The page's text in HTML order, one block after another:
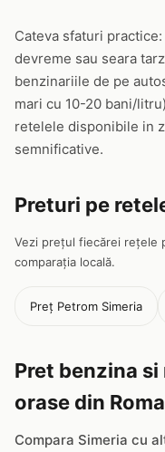
Cateva sfaturi
devreme sau seara
benzinariile de pe
mari cu 10-20 bani/
retelele disponibile in
semnificative.
Preturi pe
Vezi prețul fiecărei rețele
comparația locală.
Preț Petrom Simeria
Pret benzina
orase din
Compara Simeria cu